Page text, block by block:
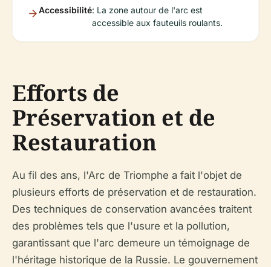
Accessibilité: La zone autour de l'arc est
accessible aux fauteuils roulants.
Efforts de
Préservation et de
Restauration
Au fil des ans, l'Arc de Triomphe a fait l'objet de
plusieurs efforts de préservation et de restauration.
Des techniques de conservation avancées traitent
des problèmes tels que l'usure et la pollution,
garantissant que l'arc demeure un témoignage de
l'héritage historique de la Russie. Le gouvernement